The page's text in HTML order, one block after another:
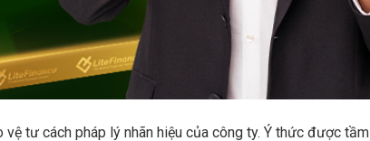
tư cách pháp lý nhãn hiệu của công ty. Ý thức được tầm